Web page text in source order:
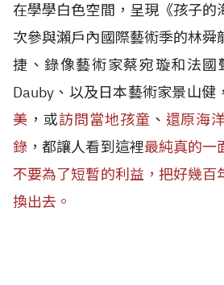
在學學白色空間，呈現《孩子的
次參與瀨戶內國際藝術季的林舜
捷、錄像藝術家蔡宛璇和法國
Dauby、以及日本藝術家景山健
美 ，或訪問當地孩童 、 還原海
錄 ，都讓人看到這裡最純真的一
不要為了短暫的利益，把好幾百
換出去。